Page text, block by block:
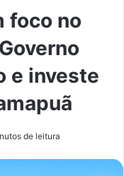
foco no
e investe
de leitura